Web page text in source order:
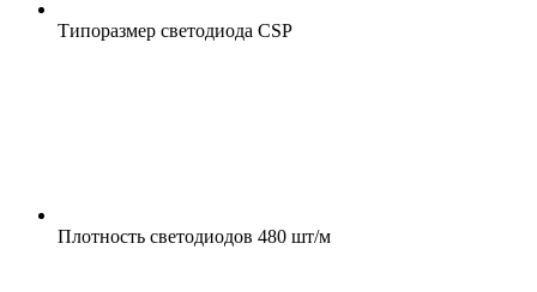
Типоразмер светодиода CSP
Плотность светодиодов 480 шт/м